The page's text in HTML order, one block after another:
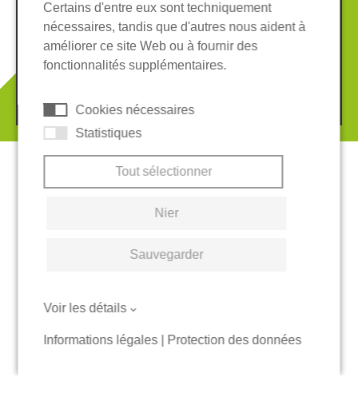
Informations légales
Protection des données
Conditions Générales
Système de whistleblowing
Cookies
Certains d'entre eux sont techniquement
nécessaires, tandis que d'autres nous aident à
améliorer ce site Web ou à fournir des
fonctionnalités supplémentaires.
Cookies nécessaires
Statistiques
Tout sélectionner
Nier
Sauvegarder
Voir les détails
Informations légales| Protection des données